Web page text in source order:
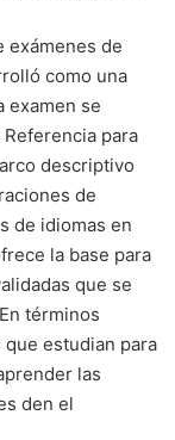
exámenes de
como una
examen se
para
descriptivo
de
de idiomas en
la base para
que se
términos
estudian para
las
den el